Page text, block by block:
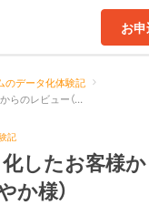
お
のデータ化体験記
写真をデータ化したお客様からのレビュー（２０代 さやか様）
記
したお客様
か様）